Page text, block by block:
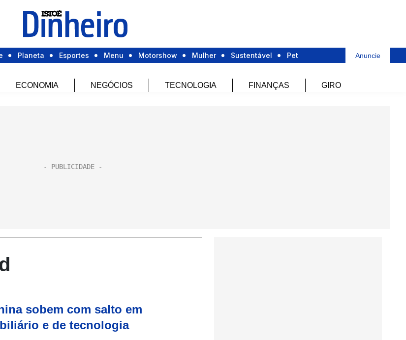
Planeta Esportes Menu Motorshow Mulher Sustentável Pet Anuncie
ECONOMIA NEGÓCIOS TECNOLOGIA FINANÇAS GIRO
sobem com salto em
e de tecnologia